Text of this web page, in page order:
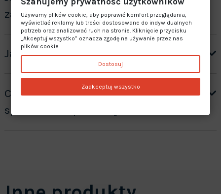
zamówienie”?
Jaki jest czas realizacji zamówienia?
Czy oferujecie gwarancję na
sprzedawane produkty?
Używamy plików cookie, aby poprawić komfort przeglądania,
wyświetlać reklamy lub treści dostosowane do indywidualnych
potrzeb oraz analizować ruch na stronie. Kliknięcie przycisku
„Akceptuj wszystko” oznacza zgodę na używanie przez nas
plików cookie.
Dostosuj
Zaakceptuj wszystko